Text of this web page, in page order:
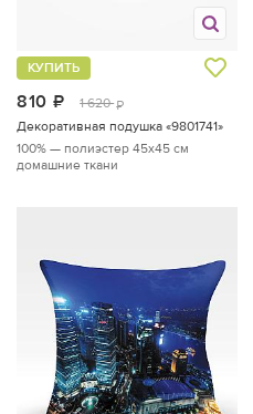
810 руб.
1 620 руб.
КУПИТЬ
Декоративная подушка «9801741»
100% — полиэстер 45x45 см
домашние ткани